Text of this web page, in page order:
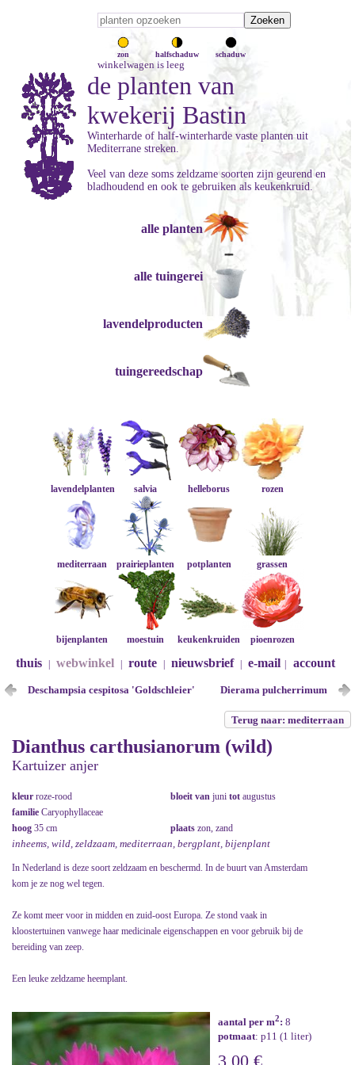
zon halfschaduw schaduw
winkelwagen is leeg
de planten van
kwekerij Bastin
Winterharde of half-winterharde vaste planten uit
Mediterrane streken.
Veel van deze soms zeldzame soorten zijn geurend en
bladhoudend en ook te gebruiken als keukenkruid.
alle planten
alle tuingerei
lavendelproducten
tuingereedschap
lavendelplanten salvia helleborus rozen
mediterraan prairieplanten potplanten grassen
bijenplanten moestuin keukenkruiden pioenrozen
thuis webwinkel route nieuwsbrief e-mail account
Deschampsia cespitosa 'Goldschleier' Dierama pulcherrimum
Terug naar: mediterraan
Dianthus carthusianorum (wild)
Kartuizer anjer
kleur roze-rood bloeit van juni tot augustus
familie Caryophyllaceae
hoog 35 cm plaats zon, zand
inheems, wild, zeldzaam, mediterraan, bergplant, bijenplant
In Nederland is deze soort zeldzaam en beschermd. In de buurt van Amsterdam
kom je ze nog wel tegen.
Ze komt meer voor in midden en zuid-oost Europa. Ze stond vaak in
kloostertuinen vanwege haar medicinale eigenschappen en voor gebruik bij de
bereiding van zeep.
Een leuke zeldzame heemplant.
aantal per m2: 8
potmaat: p11 (1 liter)
3,00 €